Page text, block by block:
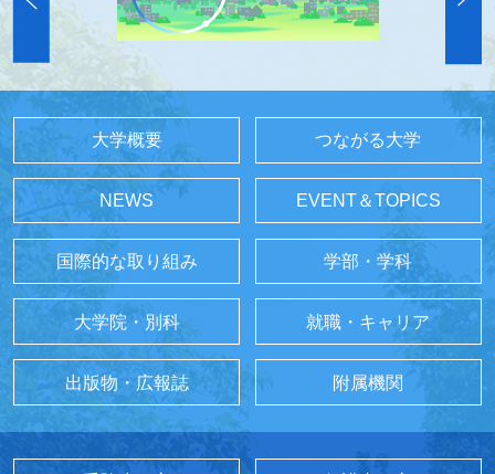
大学概要 つながる大学
NEWS EVENT＆TOPICS
国際的な取り組み 学部・学科
大学院・別科 就職・キャリア
出版物・広報誌 附属機関